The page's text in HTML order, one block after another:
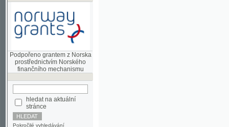
Podpořeno grantem z Norska
prostřednictvím Norského
hledat na aktuální
stránce
Pokročilé vyhledávání